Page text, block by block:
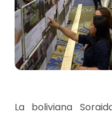
La boliviana